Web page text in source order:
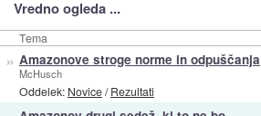
Vredno ogleda ...
Tema
» Amazonove stroge norme in odpuščanja
McHusch
Oddelek: Novice/Rezultati